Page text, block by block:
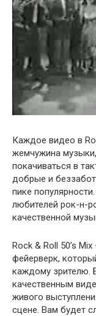
Каждое видео в
жемчужина
покачиваться в
добрые и
пике
любителей рок-н-
качественной
Rock & Roll 50’s
фейерверк,
каждому зрителю.
качественным
живого
сцене. Вам будет